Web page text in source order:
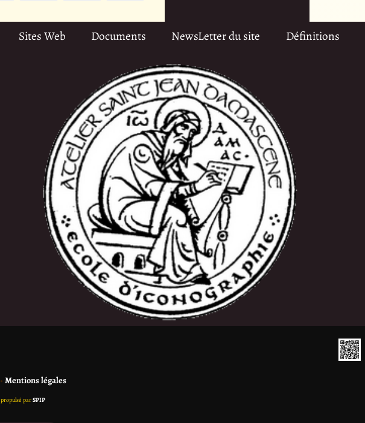
Sites Web Documents NewsLetter du site Définitions
• Mentions légales
propulsé parSPIP